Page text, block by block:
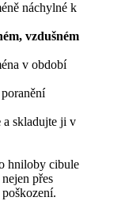
náchylné k
vzdušném
v období
a skladujte ji v
hniloby cibule
přes